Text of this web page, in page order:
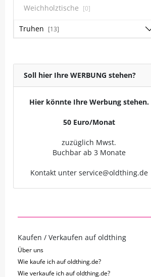
Weichholztische [0]
Truhen [13]
Soll hier Ihre WERBUNG stehen?
Hier könnte Ihre Werbung stehen.
50 Euro/Monat
zuzüglich Mwst.
Buchbar ab 3 Monate
Kontakt unter service@oldthing.de
Kaufen / Verkaufen auf oldthing
Über uns
Wie kaufe ich auf oldthing.de?
Wie verkaufe ich auf oldthing.de?